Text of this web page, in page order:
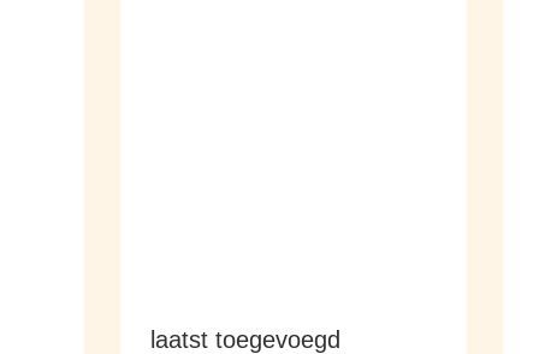
laatst toegevoegd